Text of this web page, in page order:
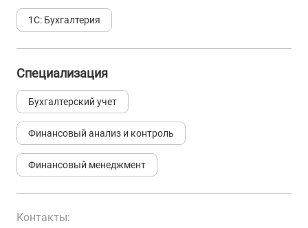
1С: Бухгалтерия
Специализация
Бухгалтерский учет
Финансовый анализ и контроль
Финансовый менеджмент
Контакты: